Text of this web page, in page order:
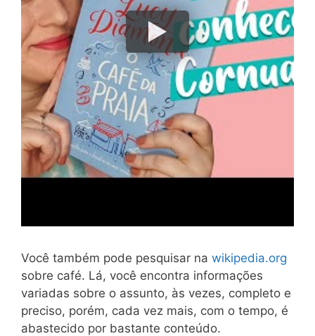
Você também pode pesquisar na wikipedia.org
sobre café. Lá, você encontra informações
variadas sobre o assunto, às vezes, completo e
preciso, porém, cada vez mais, com o tempo, é
abastecido por bastante conteúdo.